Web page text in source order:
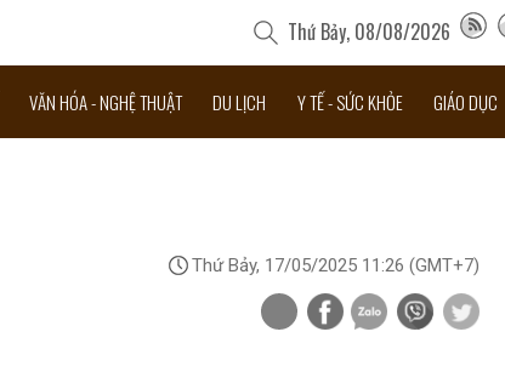
Thứ Bảy, 08/08/2026
VĂN HÓA - NGHỆ THUẬT DU LỊCH Y TẾ - SỨC KHỎE GIÁO DỤC
Thứ Bảy, 17/05/2025 11:26 (GMT+7)